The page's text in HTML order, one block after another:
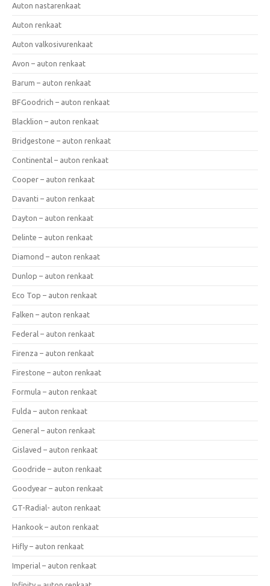
Auton nastarenkaat
Auton renkaat
Auton valkosivurenkaat
Avon – auton renkaat
Barum – auton renkaat
BFGoodrich – auton renkaat
Blacklion – auton renkaat
Bridgestone – auton renkaat
Continental – auton renkaat
Cooper – auton renkaat
Davanti – auton renkaat
Dayton – auton renkaat
Delinte – auton renkaat
Diamond – auton renkaat
Dunlop – auton renkaat
Eco Top – auton renkaat
Falken – auton renkaat
Federal – auton renkaat
Firenza – auton renkaat
Firestone – auton renkaat
Formula – auton renkaat
Fulda – auton renkaat
General – auton renkaat
Gislaved – auton renkaat
Goodride – auton renkaat
Goodyear – auton renkaat
GT-Radial- auton renkaat
Hankook – auton renkaat
Hifly – auton renkaat
Imperial – auton renkaat